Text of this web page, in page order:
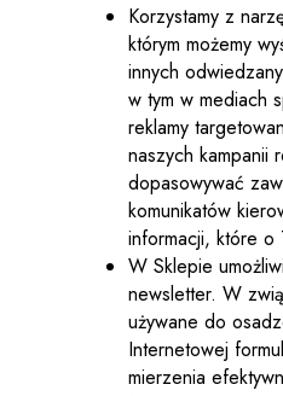
Korzystamy z
którym możemy
innych
w tym w mediach
reklamy
naszych kampanii
dopasowywać
komunikatów
informacji, które o
W Sklepie
newsletter. W
używane do
Internetowej
mierzenia